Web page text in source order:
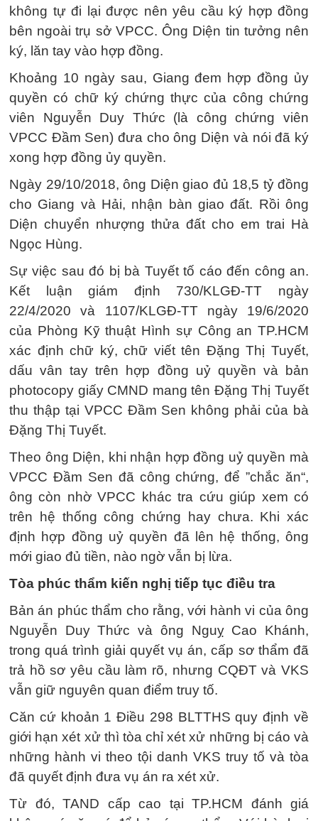
không tự đi lại được nên yêu cầu ký hợp đồng
bên ngoài trụ sở VPCC. Ông Diện tin tưởng nên
ký, lăn tay vào hợp đồng.
Khoảng 10 ngày sau, Giang đem hợp đồng ủy
quyền có chữ ký chứng thực của công chứng
viên Nguyễn Duy Thức (là công chứng viên
VPCC Đầm Sen) đưa cho ông Diện và nói đã ký
xong hợp đồng ủy quyền.
Ngày 29/10/2018, ông Diện giao đủ 18,5 tỷ đồng
cho Giang và Hải, nhận bàn giao đất. Rồi ông
Diện chuyển nhượng thửa đất cho em trai Hà
Ngọc Hùng.
Sự việc sau đó bị bà Tuyết tố cáo đến công an.
Kết luận giám định 730/KLGĐ-TT ngày
22/4/2020 và 1107/KLGĐ-TT ngày 19/6/2020
của Phòng Kỹ thuật Hình sự Công an TP.HCM
xác định chữ ký, chữ viết tên Đặng Thị Tuyết,
dấu vân tay trên hợp đồng uỷ quyền và bản
photocopy giấy CMND mang tên Đặng Thị Tuyết
thu thập tại VPCC Đầm Sen không phải của bà
Đặng Thị Tuyết.
Theo ông Diện, khi nhận hợp đồng uỷ quyền mà
VPCC Đầm Sen đã công chứng, để ”chắc ăn“,
ông còn nhờ VPCC khác tra cứu giúp xem có
trên hệ thống công chứng hay chưa. Khi xác
định hợp đồng uỷ quyền đã lên hệ thống, ông
mới giao đủ tiền, nào ngờ vẫn bị lừa.
Tòa phúc thẩm kiến nghị tiếp tục điều tra
Bản án phúc thẩm cho rằng, với hành vi của ông
Nguyễn Duy Thức và ông Nguỵ Cao Khánh,
trong quá trình giải quyết vụ án, cấp sơ thẩm đã
trả hồ sơ yêu cầu làm rõ, nhưng CQĐT và VKS
vẫn giữ nguyên quan điểm truy tố.
Căn cứ khoản 1 Điều 298 BLTTHS quy định về
giới hạn xét xử thì tòa chỉ xét xử những bị cáo và
những hành vi theo tội danh VKS truy tố và tòa
đã quyết định đưa vụ án ra xét xử.
Từ đó, TAND cấp cao tại TP.HCM đánh giá